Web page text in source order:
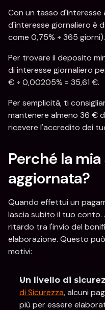
Con un tasso d'interesse
d'interesse giornaliero è
come 0,75% ÷ 365 giorni).
Per trovare il deposito
di interesse giornaliero
€ ÷ 0,00205% = 35,61 €.
Per semplicità, ti
mantenere almeno 36 €
ricevere l'accredito dei
Perché la
aggiornata?
Quando effettui un
lascia subito il tuo conto.
ritardo tra l'invio del
elaborazione. Questo
motivi:
Un livello di
di Sicurezza, alcuni
più per essere